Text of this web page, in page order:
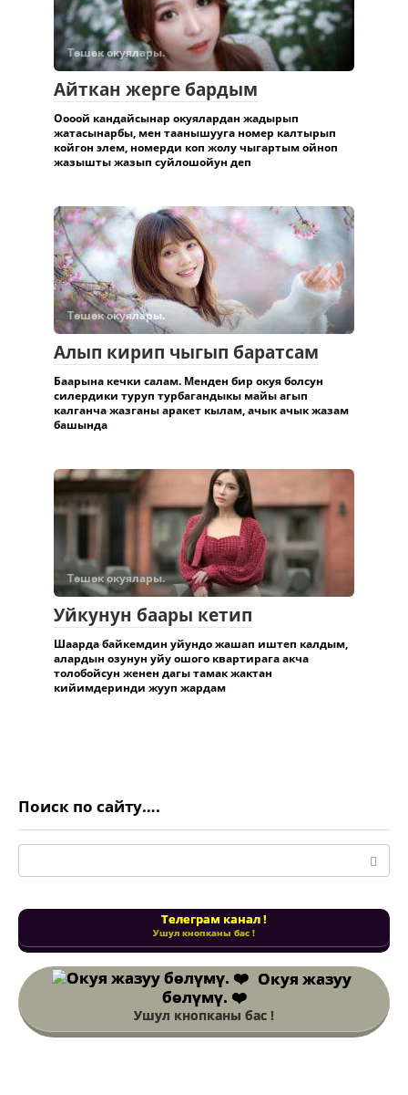
Төшөк окуялары.
Айткан жерге бардым
Оооой кандайсынар окуялардан жадырып
жатасынарбы, мен таанышууга номер калтырып
койгон элем, номерди коп жолу чыгартым ойноп
жазышты жазып суйлошойун деп
Төшөк окуялары.
Алып кирип чыгып баратсам
Баарына кечки салам. Менден бир окуя болсун
силердики туруп турбагандыкы майы агып
калганча жазганы аракет кылам, ачык ачык жазам
башында
Төшөк окуялары.
Уйкунун баары кетип
Шаарда байкемдин уйундо жашап иштеп калдым,
алардын озунун уйу ошого квартирага акча
толобойсун женен дагы тамак жактан
кийимдеринди жууп жардам
Поиск по сайту….
Поиск:
Телеграм канал !
Ушул кнопканы бас !
Окуя жазуу
бөлүмү. ❤️
Ушул кнопканы бас !